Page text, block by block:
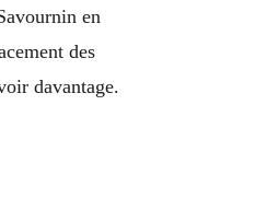
en
des
davantage.